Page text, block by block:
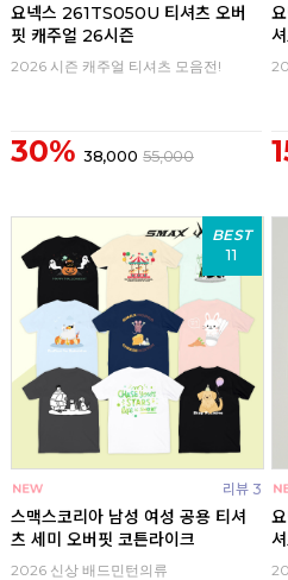
요넥스 261TS050U 티셔츠 오버
핏 캐주얼 26시즌
2026 시즌 캐주얼 티셔츠 모음전!
30% 38,000 55,000
BEST
11
리뷰 3
스맥스코리아 남성 여성 공용 티셔
츠 세미 오버핏 코튼라이크
2026 신상 배드민턴의류